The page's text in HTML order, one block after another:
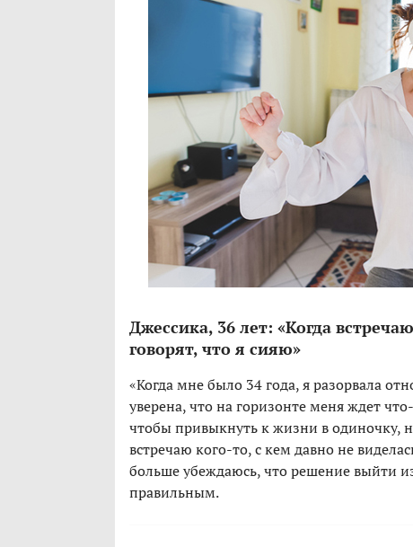
Джессика, 36 лет: «Когда
говорят, что я сияю»
«Когда мне было 34 года, я разорвала
уверена, что на горизонте меня ждет
чтобы привыкнуть к жизни в одиночку,
встречаю кого-то, с кем давно не
больше убеждаюсь, что решение выйти
правильным.